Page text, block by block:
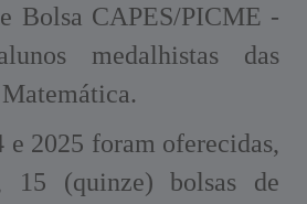
Bolsa CAPES/PICME -
medalhistas das
e 2025 foram oferecidas,
15 (quinze) bolsas de